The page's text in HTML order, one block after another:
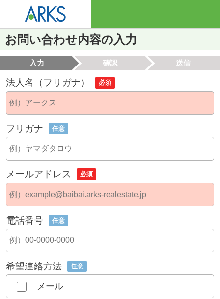
お問い合わせ内容の入力
入力 確認 送信
法人名（フリガナ） 必須
フリガナ 任意
メールアドレス 必須
電話番号 任意
希望連絡方法 任意
メール